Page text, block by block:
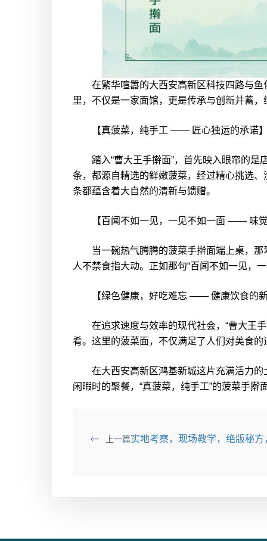
在繁华喧嚣的大西安高新区科技四路与鱼
里，不仅是一家面馆，更是传承与创新并蓄
【真菠菜，纯手工 —— 匠心独运的承诺
踏入“曹大王手擀面”，首先映入眼帘的是
条，都源自精选的鲜嫩菠菜，经过精心挑选
条都蕴含着大自然的清新与馈赠。
【百闻不如一见，一见不如一面 —— 味觉
当一碗热气腾腾的菠菜手擀面端上桌，那
人不禁食指大动。正如那句“百闻不如一见，
【绿色健康，好吃难忘 —— 健康饮食的
在追求速度与效率的现代社会，“曹大王手
肴。这里的菠菜面，不仅满足了人们对美食
在大西安高新区鸿基新城这片充满活力的
闲暇时的聚餐，“真菠菜，纯手工”的菠菜手
上一篇实地考察，现场教学，绝版秘